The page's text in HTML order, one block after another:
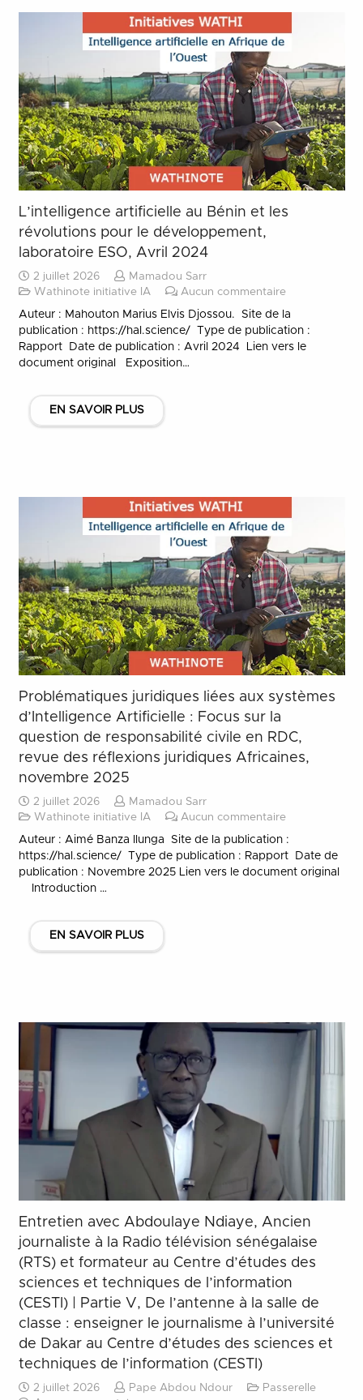
L’intelligence artificielle au Bénin et les
révolutions pour le développement,
laboratoire ESO, Avril 2024
2 juillet 2026
Mamadou Sarr
Wathinote initiative IA
Aucun commentaire
Auteur : Mahouton Marius Elvis Djossou. Site de la
publication : ​​https://hal.science/ Type de publication :
Rapport Date de publication : Avril 2024 Lien vers le
document original Exposition…
EN SAVOIR PLUS
Problématiques juridiques liées aux systèmes
d’Intelligence Artificielle : Focus sur la
question de responsabilité civile en RDC,
revue des réflexions juridiques Africaines,
novembre 2025
2 juillet 2026
Mamadou Sarr
Wathinote initiative IA
Aucun commentaire
Auteur : Aimé Banza Ilunga Site de la publication : ​​
https://hal.science/ Type de publication : Rapport Date de
publication : Novembre 2025 Lien vers le document original
Introduction …
EN SAVOIR PLUS
Entretien avec Abdoulaye Ndiaye, Ancien
journaliste à la Radio télévision sénégalaise
(RTS) et formateur au Centre d’études des
sciences et techniques de l’information
(CESTI) | Partie V, De l’antenne à la salle de
classe : enseigner le journalisme à l’université
de Dakar au Centre d’études des sciences et
techniques de l’information (CESTI)
2 juillet 2026 Pape Abdou Ndour
Passerelle